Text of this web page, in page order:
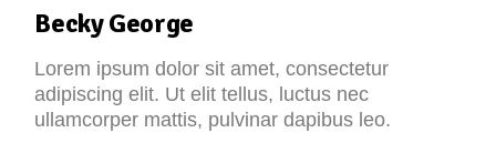
Becky George
Lorem ipsum dolor sit amet, consectetur
adipiscing elit. Ut elit tellus, luctus nec
ullamcorper mattis, pulvinar dapibus leo.